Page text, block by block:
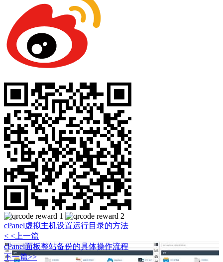
cPanel虚拟主机设置运行目录的方法
< <上一篇
cPanel面板整站备份的具体操作流程
下一篇>>